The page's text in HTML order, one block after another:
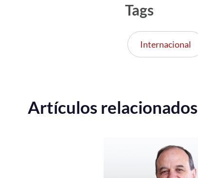
Tags
Internacional
Artículos relacionados